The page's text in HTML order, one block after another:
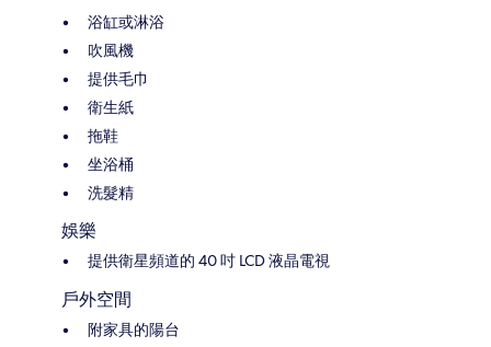
浴缸或淋浴
吹風機
提供毛巾
衛生紙
拖鞋
坐浴桶
洗髮精
娛樂
提供衛星頻道的 40 吋 LCD 液晶電視
戶外空間
附家具的陽台